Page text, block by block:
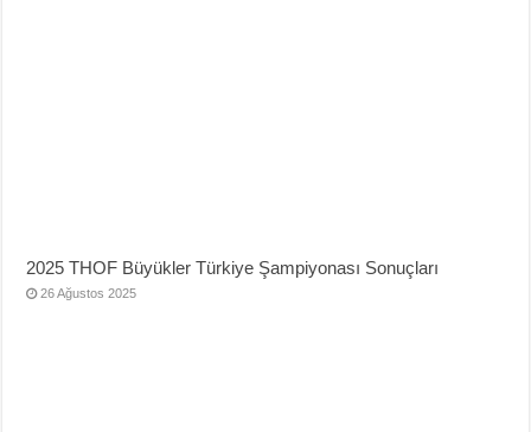
2025 THOF Büyükler Türkiye Şampiyonası Sonuçları
26 Ağustos 2025